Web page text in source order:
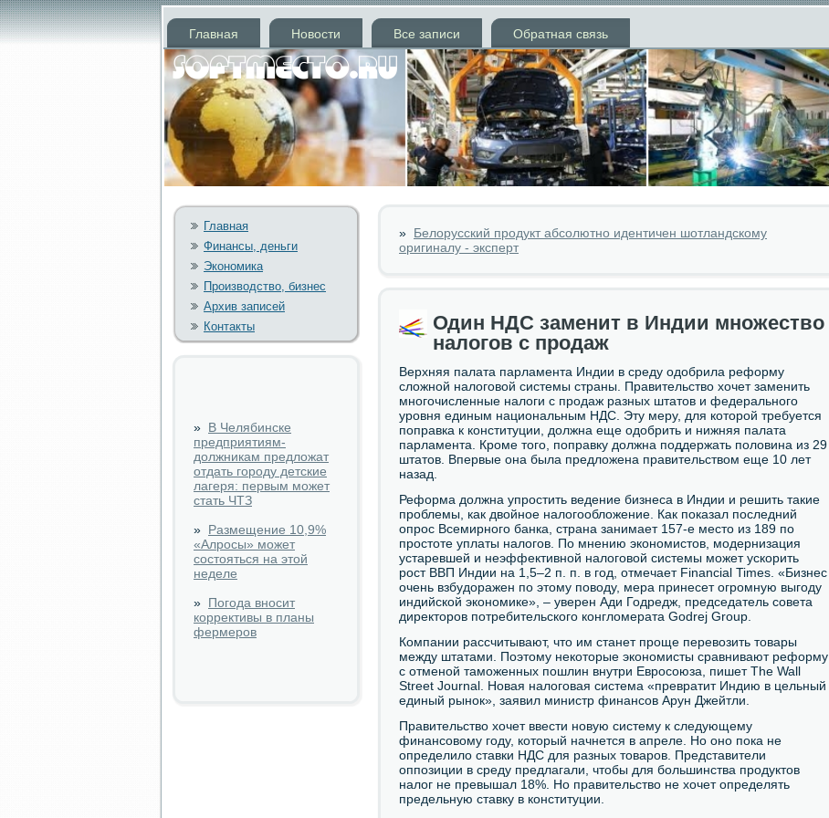
Главная Новости Все записи Обратная связь
Главная
Финансы, деньги
Экономика
Производство, бизнес
Архив записей
Контакты
» В Челябинске
предприятиям-
должникам предложат
отдать городу детские
лагеря: первым может
стать ЧТЗ
» Размещение 10,9%
«Алросы» может
состояться на этой
неделе
» Погода вносит
коррективы в планы
фермеров
» Белорусский продукт абсолютно идентичен шотландскому
оригиналу - эксперт
Один НДС заменит в Индии множество
налогов с продаж
Верхняя палата парламента Индии в среду одобрила реформу
сложной налоговой системы страны. Правительство хочет заменить
многочисленные налоги с продаж разных штатов и федерального
уровня единым национальным НДС. Эту меру, для которой требуется
поправка к конституции, должна еще одобрить и нижняя палата
парламента. Кроме того, поправку должна поддержать половина из 29
штатов. Впервые она была предложена правительством еще 10 лет
назад.
Реформа должна упростить ведение бизнеса в Индии и решить такие
проблемы, как двойное налогообложение. Как показал последний
опрос Всемирного банка, страна занимает 157-е место из 189 по
простоте уплаты налогов. По мнению экономистов, модернизация
устаревшей и неэффективной налоговой системы может ускорить
рост ВВП Индии на 1,5–2 п. п. в год, отмечает Financial Times. «Бизнес
очень взбудоражен по этому поводу, мера принесет огромную выгоду
индийской экономике», – уверен Ади Годредж, председатель совета
директоров потребительского конгломерата Godrej Group.
Компании рассчитывают, что им станет проще перевозить товары
между штатами. Поэтому некоторые экономисты сравнивают реформу
с отменой таможенных пошлин внутри Евросоюза, пишет The Wall
Street Journal. Новая налоговая система «превратит Индию в цельный
единый рынок», заявил министр финансов Арун Джейтли.
Правительство хочет ввести новую систему к следующему
финансовому году, который начнется в апреле. Но оно пока не
определило ставки НДС для разных товаров. Представители
оппозиции в среду предлагали, чтобы для большинства продуктов
налог не превышал 18%. Но правительство не хочет определять
предельную ставку в конституции.